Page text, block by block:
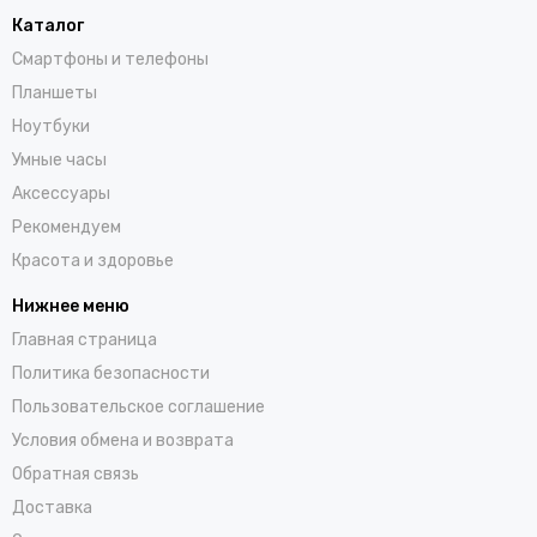
Каталог
Смартфоны и телефоны
Планшеты
Ноутбуки
Умные часы
Аксессуары
Рекомендуем
Красота и здоровье
Нижнее меню
Главная страница
Политика безопасности
Пользовательское соглашение
Условия обмена и возврата
Обратная связь
Доставка